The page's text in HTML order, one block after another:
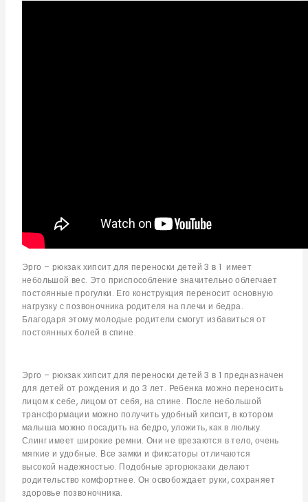
Эрго – рюкзак хипсит для переноски детей 3 в 1 имеет
небольшой вес. Это приспособление значительно облегчает
постоянные прогулки. Его конструкция переносит основную
нагрузку с позвоночника родителя на плечи и бедра.
Благодаря этому молодые родители смогут избавиться от
постоянных болей в спине.
Эрго – рюкзак хипсит для переноски детей 3 в 1 предназначен
для детей от рождения и до 3 лет. Ребенка можно переносить
лицом к себе, лицом от себя, на спине. После небольшой
трансформации можно получить удобный хипсит, в котором
малыша можно посадить на бедро, уложить, как в люльку.
Слинг имеет широкие ремни. Они не врезаются в тело, очень
мягкие и удобные. Все замки и фиксаторы отличаются
высокой надежностью. Подобные эргорюкзаки делают
родительство комфортнее. Он освобождает руки, сохраняет
здоровье позвоночника.